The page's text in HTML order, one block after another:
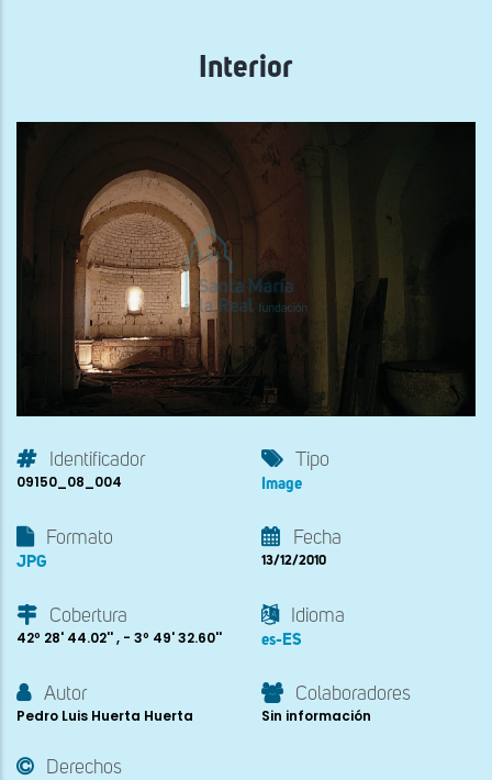
navegaciónInterior
Identificador
09150_08_004
Tipo
Image
Formato
JPG
Fecha
13/12/2010
Cobertura
42º 28' 44.02'' , - 3º 49' 32.60''
Idioma
es-ES
Autor
Pedro Luis Huerta Huerta
Colaboradores
Sin información
Derechos